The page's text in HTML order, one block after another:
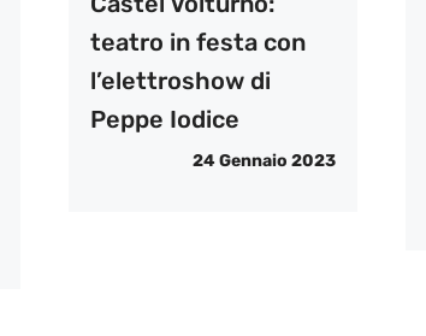
teatro in festa con
l’elettroshow di
Peppe Iodice
24 Gennaio 2023